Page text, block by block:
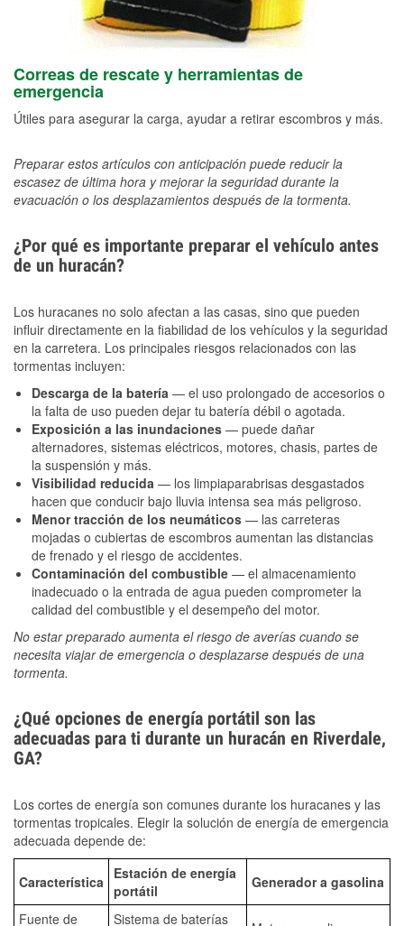
Correas de rescate y herramientas de
emergencia
Útiles para asegurar la carga, ayudar a retirar escombros y más.
Preparar estos artículos con anticipación puede reducir la
escasez de última hora y mejorar la seguridad durante la
evacuación o los desplazamientos después de la tormenta.
¿Por qué es importante preparar el vehículo antes
de un huracán?
Los huracanes no solo afectan a las casas, sino que pueden
influir directamente en la fiabilidad de los vehículos y la seguridad
en la carretera. Los principales riesgos relacionados con las
tormentas incluyen:
Descarga de la batería — el uso prolongado de accesorios o
la falta de uso pueden dejar tu batería débil o agotada.
Exposición a las inundaciones — puede dañar
alternadores, sistemas eléctricos, motores, chasis, partes de
la suspensión y más.
Visibilidad reducida — los limpiaparabrisas desgastados
hacen que conducir bajo lluvia intensa sea más peligroso.
Menor tracción de los neumáticos — las carreteras
mojadas o cubiertas de escombros aumentan las distancias
de frenado y el riesgo de accidentes.
Contaminación del combustible — el almacenamiento
inadecuado o la entrada de agua pueden comprometer la
calidad del combustible y el desempeño del motor.
No estar preparado aumenta el riesgo de averías cuando se
necesita viajar de emergencia o desplazarse después de una
tormenta.
¿Qué opciones de energía portátil son las
adecuadas para ti durante un huracán en Riverdale,
GA?
Los cortes de energía son comunes durante los huracanes y las
tormentas tropicales. Elegir la solución de energía de emergencia
adecuada depende de:
Característica
Estación de energía
portátil
Generador a gasolina
Fuente de Sistema de baterías